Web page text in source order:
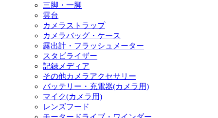
三脚・一脚
雲台
カメラストラップ
カメラバッグ・ケース
露出計・フラッシュメーター
スタビライザー
記録メディア
その他カメラアクセサリー
バッテリー・充電器(カメラ用)
マイク(カメラ用)
レンズフード